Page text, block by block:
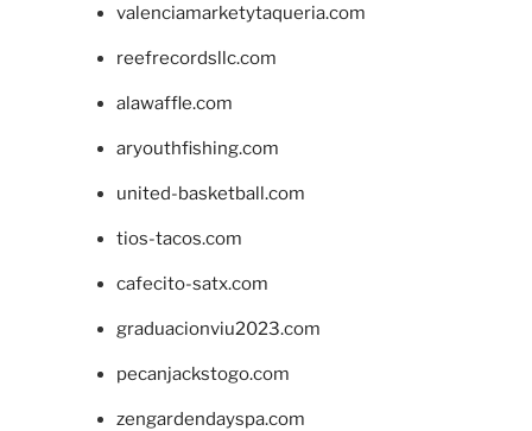
valenciamarketytaqueria.com
reefrecordsllc.com
alawaffle.com
aryouthfishing.com
united-basketball.com
tios-tacos.com
cafecito-satx.com
graduacionviu2023.com
pecanjackstogo.com
zengardendayspa.com